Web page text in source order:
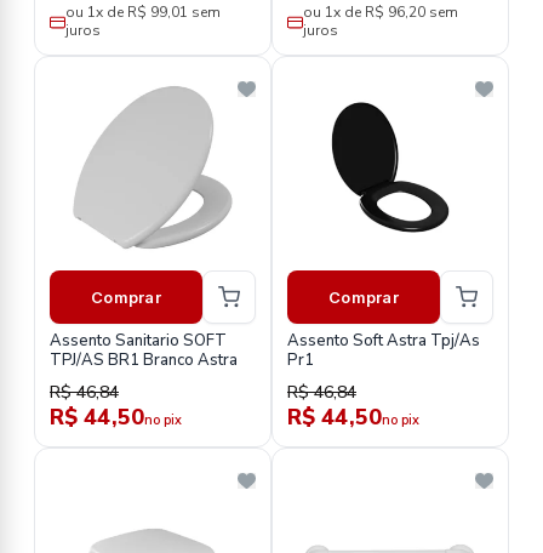
ou 1x de R$ 99,01 sem
juros
ou 1x de R$ 96,20 sem
juros
Comprar
Assento Sanitario SOFT
TPJ/AS BR1 Branco Astra
R$ 46,84
R$ 44,50no pix
Comprar
Assento Soft Astra Tpj/As
Pr1
R$ 46,84
R$ 44,50no pix